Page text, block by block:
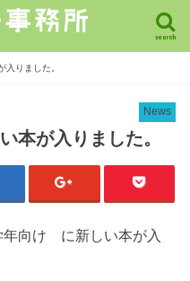
search
入りました。
News
本が入りました。
向け に新しい本が入